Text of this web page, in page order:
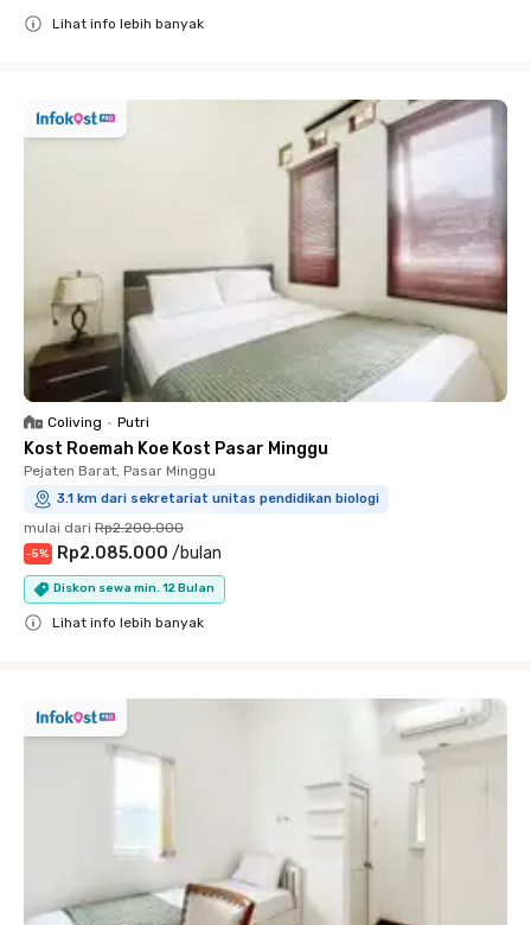
Lihat info lebih banyak
Coliving • Putri
Kost Roemah Koe Kost Pasar Minggu
Pejaten Barat, Pasar Minggu
3.1 km dari sekretariat unitas pendidikan biologi
mulai dari Rp2.200.000
-5% Rp2.085.000 /bulan
Diskon sewa min. 12 Bulan
Lihat info lebih banyak